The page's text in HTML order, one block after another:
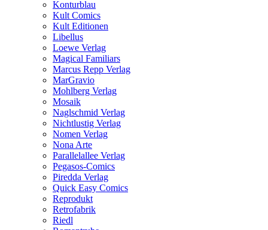
Konturblau
Kult Comics
Kult Editionen
Libellus
Loewe Verlag
Magical Familiars
Marcus Repp Verlag
MarGravio
Mohlberg Verlag
Mosaik
Naglschmid Verlag
Nichtlustig Verlag
Nomen Verlag
Nona Arte
Parallelallee Verlag
Pegasos-Comics
Piredda Verlag
Quick Easy Comics
Reprodukt
Retrofabrik
Riedl